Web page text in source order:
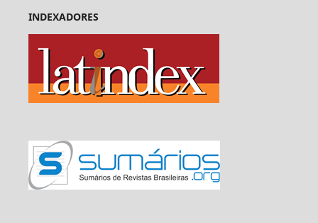
INDEXADORES